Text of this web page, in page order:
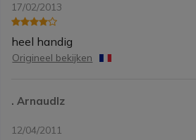
17/02/2013
heel handig
Origineel bekijken
. Arnaudlz
12/04/2011